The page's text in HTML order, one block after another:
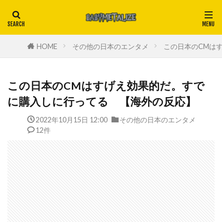
HOME その他の日本のエンタメ この日本のCMは
この日本のCMはすげえ効果的だ。すで
に購入しに行ってる 【海外の反応】
2022年10月15日 12:00
その他の日本のエンタメ
12件